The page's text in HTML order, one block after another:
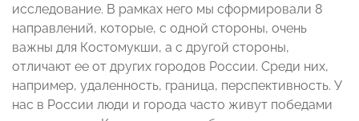
исследование. В рамках него мы сформировали 8
направлений, которые, с одной стороны, очень
важны для Костомукши, а с другой стороны,
отличают ее от других городов России. Среди них,
например, удаленность, граница, перспективность. У
нас в России люди и города часто живут победами